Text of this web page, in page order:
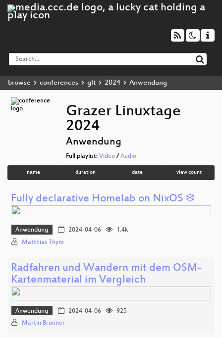
browse conferences glt 2024 Anwendung
Grazer Linuxtage
2024
Anwendung
Full playlist: Video/ Audio
name duration date view count
Fully declarative Homelab on NixOS ❄️
Anwendung 2024-04-06
1.4k
Matthias Thym
Radfahren und Wandern mit dem OSM-
Kartenmaterial im Vergleich
Anwendung 2024-04-06
925
Martin Brunner